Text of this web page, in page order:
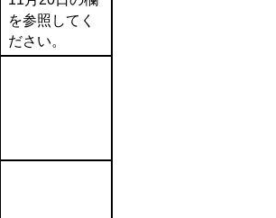
を参照してく
ださい。